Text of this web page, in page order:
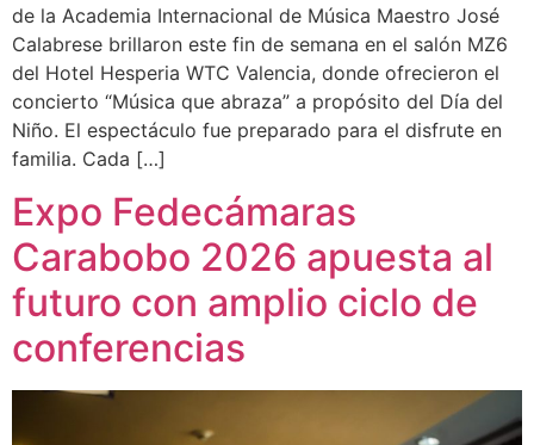
de la Academia Internacional de Música Maestro José
Calabrese brillaron este fin de semana en el salón MZ6
del Hotel Hesperia WTC Valencia, donde ofrecieron el
concierto “Música que abraza” a propósito del Día del
Niño. El espectáculo fue preparado para el disfrute en
familia. Cada […]
Expo Fedecámaras
Carabobo 2026 apuesta al
futuro con amplio ciclo de
conferencias